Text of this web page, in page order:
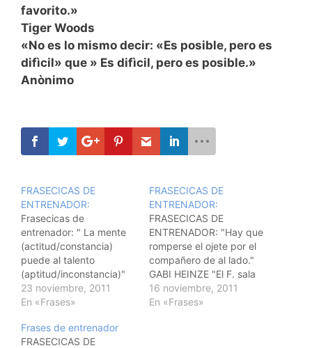
favorito.»
Tiger Woods
«No es lo mismo decir: «Es posible, pero es
difìcil» que » Es difìcil, pero es posible.»
Anònimo
FRASECICAS DE
ENTRENADOR:
Frasecicas de
entrenador: " La mente
(actitud/constancia)
puede al talento
(aptitud/inconstancia)"
M. Sanchís " Si lo sabes,
anticipate."
23 noviembre, 2011
En «Frases»
FRASECICAS DE
ENTRENADOR:
FRASECICAS DE
ENTRENADOR: "Hay que
romperse el ojete por el
compañero de al lado."
GABI HEINZE "El F. sala
es un deporte de tan
pocos jugadores que en
16 noviembre, 2011
En «Frases»
Frases de entrenador
FRASECICAS DE